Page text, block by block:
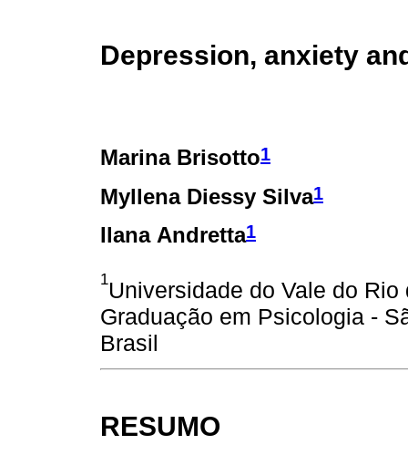
Depression, anxiety
Marina Brisotto1
Myllena Diessy Silva1
Ilana Andretta1
1Universidade do Vale do
Graduação em Psicologia -
Brasil
RESUMO